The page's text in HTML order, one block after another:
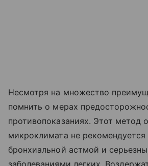
Несмотря на множество
помнить о мерах
противопоказаниях. Этот метод
микроклимата не
бронхиальной астмой и